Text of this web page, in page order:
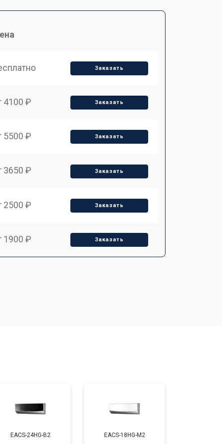
Заказать
4100 ₽ Заказать
5500 ₽ Заказать
3650 ₽ Заказать
2500 ₽ Заказать
1900 ₽ Заказать
EACS-24HG-B2 EACS-18HG-M2